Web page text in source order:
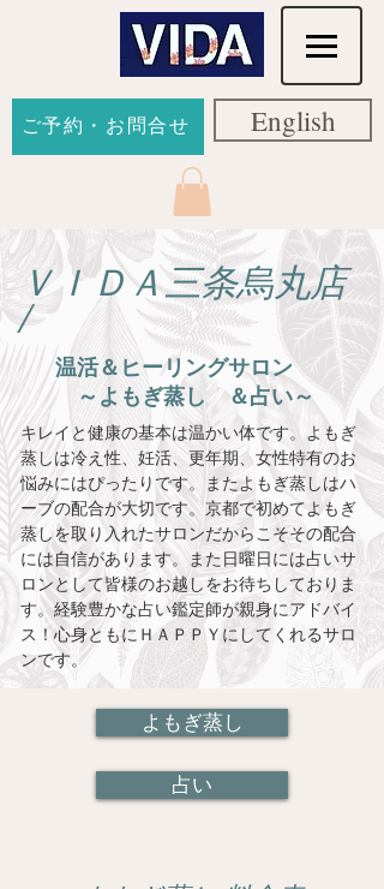
ご予約・お問合せ English
ＶＩＤＡ三条烏丸店
/
​温活＆ヒーリングサロン
～よもぎ蒸し ＆占い～
キレイと健康の基本は温かい体です。よもぎ
蒸しは冷え性、妊活、​更年期、女性特有のお
悩みにはぴったりです。またよもぎ蒸しはハ
ーブの配合が大切です。京都で初めてよもぎ
蒸しを取り入れたサロンだからこそその配合
には自信があります。また日曜日には占いサ
ロンとして皆様のお越しをお待ちしておりま
す。経験豊かな占い鑑定師が親身にアドバイ
ス！心身ともにＨＡＰＰＹにしてくれるサロ
ンです。
よもぎ蒸し
占い